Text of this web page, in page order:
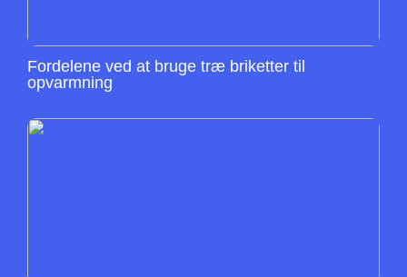
Fordelene ved at bruge træ briketter til
opvarmning